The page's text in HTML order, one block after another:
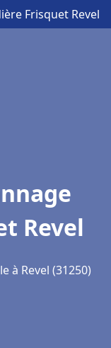
Frisquet Revel
Revel
à Revel (31250)